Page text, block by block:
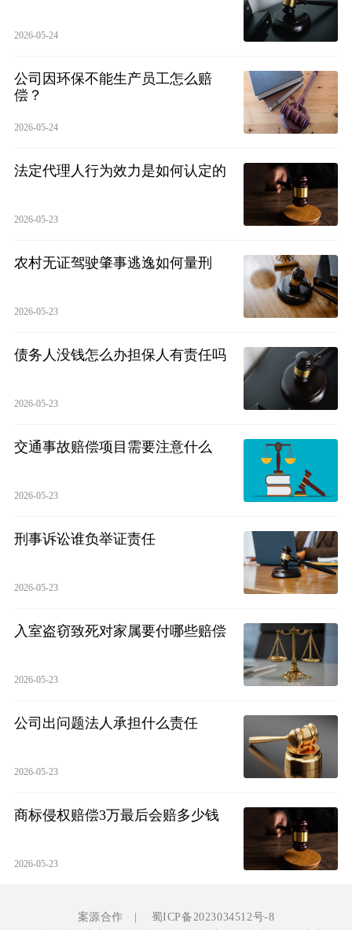
2026-05-24
公司因环保不能生产员工怎么赔
偿？
2026-05-24
法定代理人行为效力是如何认定的
2026-05-23
农村无证驾驶肇事逃逸如何量刑
2026-05-23
债务人没钱怎么办担保人有责任吗
2026-05-23
交通事故赔偿项目需要注意什么
2026-05-23
刑事诉讼谁负举证责任
2026-05-23
入室盗窃致死对家属要付哪些赔偿
2026-05-23
公司出问题法人承担什么责任
2026-05-23
商标侵权赔偿3万最后会赔多少钱
2026-05-23
案源合作 | 蜀ICP备2023034512号-8